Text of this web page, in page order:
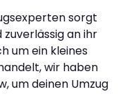
sorgt
an ihr
um ein kleines
wir haben
um deinen Umzug